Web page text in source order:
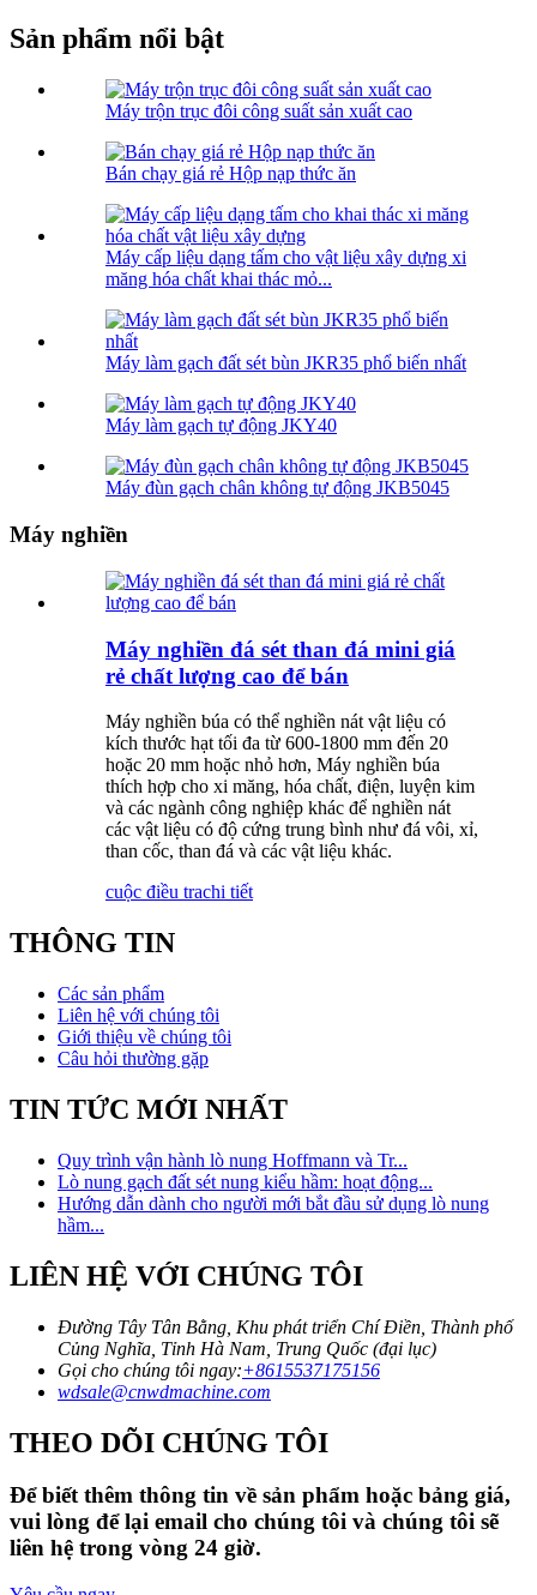
Sản phẩm nổi bật
Máy trộn trục đôi công suất sản xuất cao
Bán chạy giá rẻ Hộp nạp thức ăn
Máy cấp liệu dạng tấm cho vật liệu xây dựng xi
măng hóa chất khai thác mỏ...
Máy làm gạch đất sét bùn JKR35 phổ biến nhất
Máy làm gạch tự động JKY40
Máy đùn gạch chân không tự động JKB5045
Máy nghiền
Máy nghiền đá sét than đá mini giá
rẻ chất lượng cao để bán
Máy nghiền búa có thể nghiền nát vật liệu có
kích thước hạt tối đa từ 600-1800 mm đến 20
hoặc 20 mm hoặc nhỏ hơn, Máy nghiền búa
thích hợp cho xi măng, hóa chất, điện, luyện kim
và các ngành công nghiệp khác để nghiền nát
các vật liệu có độ cứng trung bình như đá vôi, xỉ,
than cốc, than đá và các vật liệu khác.
cuộc điều trachi tiết
THÔNG TIN
Các sản phẩm
Liên hệ với chúng tôi
Giới thiệu về chúng tôi
Câu hỏi thường gặp
TIN TỨC MỚI NHẤT
Quy trình vận hành lò nung Hoffmann và Tr...
Lò nung gạch đất sét nung kiểu hầm: hoạt động...
Hướng dẫn dành cho người mới bắt đầu sử dụng lò nung
hầm...
LIÊN HỆ VỚI CHÚNG TÔI
Đường Tây Tân Bằng, Khu phát triển Chí Điền, Thành phố
Củng Nghĩa, Tỉnh Hà Nam, Trung Quốc (đại lục)
Gọi cho chúng tôi ngay:+8615537175156
wdsale@cnwdmachine.com
THEO DÕI CHÚNG TÔI
Để biết thêm thông tin về sản phẩm hoặc bảng giá,
vui lòng để lại email cho chúng tôi và chúng tôi sẽ
liên hệ trong vòng 24 giờ.